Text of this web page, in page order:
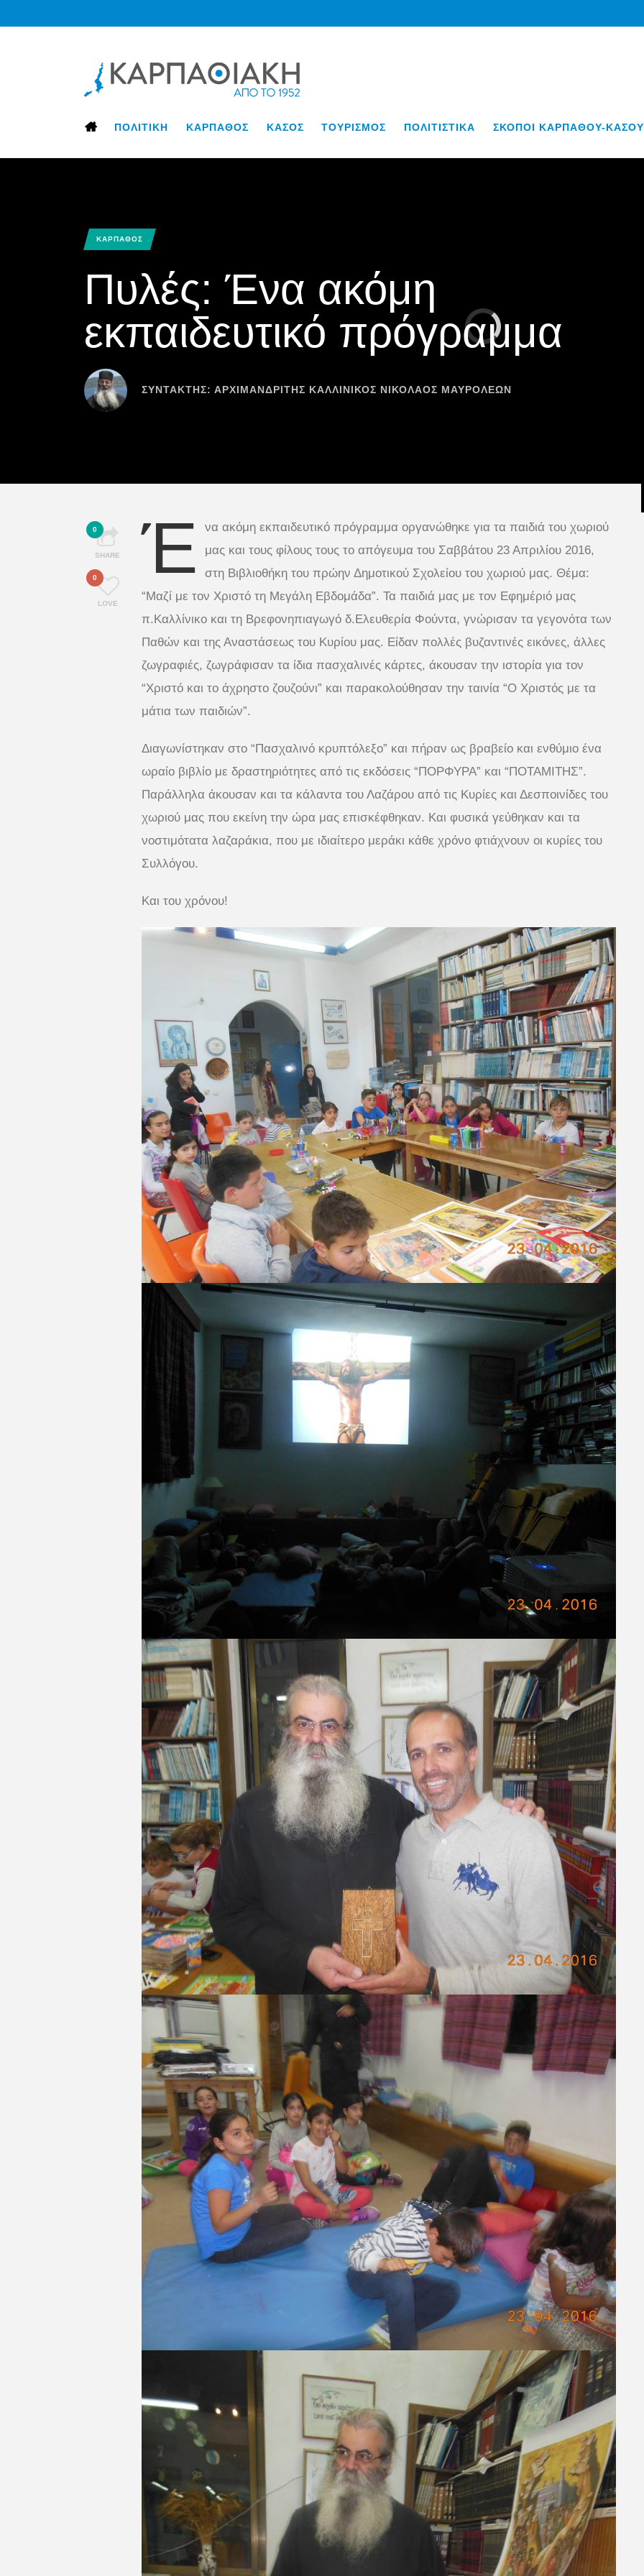
ΠΟΛΙΤΙΚΗ ΚΑΡΠΑΘΟΣ ΚΑΣΟΣ ΤΟΥΡΙΣΜΟΣ ΠΟΛΙΤΙΣΤΙΚΑ ΣΚΟΠΟΙ ΚΑΡΠΑΘΟΥ-ΚΑΣΟΥ
ΚΑΡΠΑΘΟΣ
Πυλές: Ένα ακόμη
εκπαιδευτικό πρόγραμμα
ΣΥΝΤΆΚΤΗΣ: ΑΡΧΙΜΑΝΔΡΙΤΗΣ ΚΑΛΛΙΝΙΚΟΣ ΝΙΚΟΛΑΟΣ ΜΑΥΡΟΛΕΩΝ
0
SHARE
0
LOVE
Έ
να ακόμη εκπαιδευτικό πρόγραμμα οργανώθηκε για τα παιδιά του χωριού
μας και τους φίλους τους το απόγευμα του Σαββάτου 23 Απριλίου 2016,
στη Βιβλιοθήκη του πρώην Δημοτικού Σχολείου του χωριού μας. Θέμα:
“Μαζί με τον Χριστό τη Μεγάλη Εβδομάδα”. Τα παιδιά μας με τον Εφημέριό μας
π.Καλλίνικο και τη Βρεφονηπιαγωγό δ.Ελευθερία Φούντα, γνώρισαν τα γεγονότα των
Παθών και της Αναστάσεως του Κυρίου μας. Είδαν πολλές βυζαντινές εικόνες, άλλες
ζωγραφιές, ζωγράφισαν τα ίδια πασχαλινές κάρτες, άκουσαν την ιστορία για τον
“Χριστό και το άχρηστο ζουζούνι” και παρακολούθησαν την ταινία “Ο Χριστός με τα
μάτια των παιδιών”.
Διαγωνίστηκαν στο “Πασχαλινό κρυπτόλεξο” και πήραν ως βραβείο και ενθύμιο ένα
ωραίο βιβλίο με δραστηριότητες από τις εκδόσεις “ΠΟΡΦΥΡΑ” και “ΠΟΤΑΜΙΤΗΣ”.
Παράλληλα άκουσαν και τα κάλαντα του Λαζάρου από τις Κυρίες και Δεσποινίδες του
χωριού μας που εκείνη την ώρα μας επισκέφθηκαν. Και φυσικά γεύθηκαν και τα
νοστιμότατα λαζαράκια, που με ιδιαίτερο μεράκι κάθε χρόνο φτιάχνουν οι κυρίες του
Συλλόγου.
Και του χρόνου!